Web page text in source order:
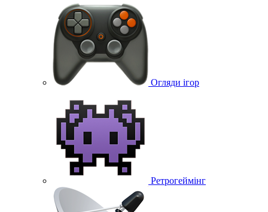
Огляди ігор
Ретрогеймінг